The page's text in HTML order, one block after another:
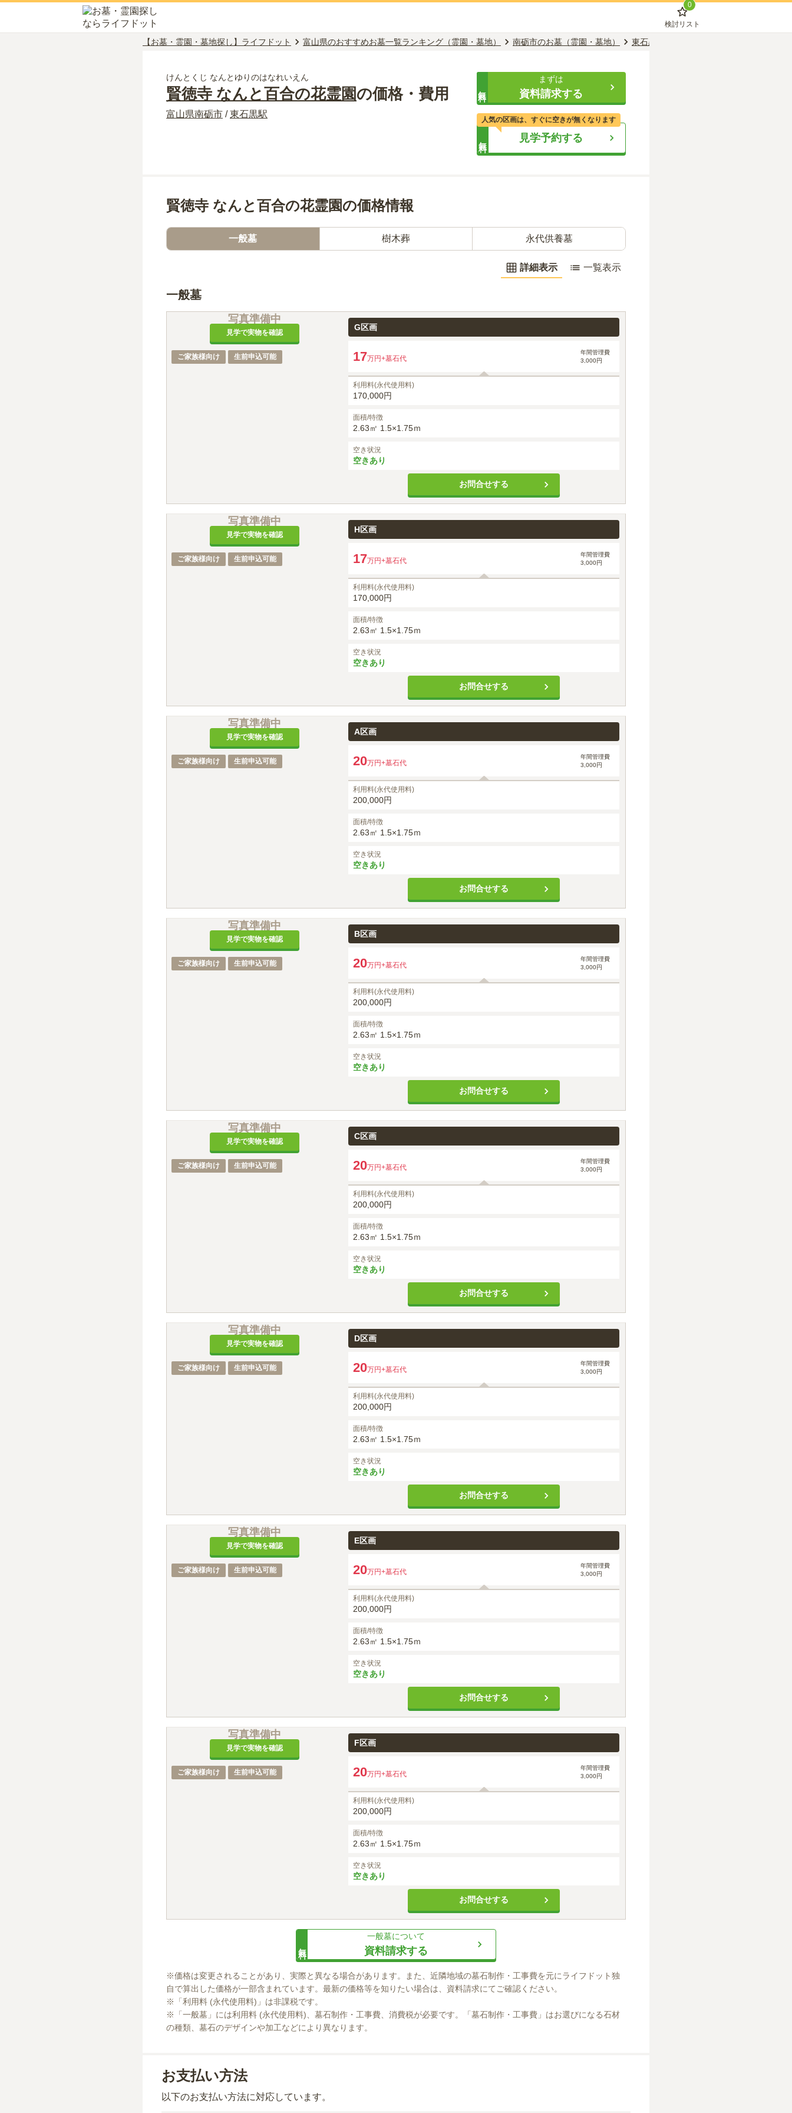
0
検討リスト
【お墓・霊園・墓地探し】ライフドット 富山県のおすすめお墓一覧ランキング（霊園・墓地） 南砺市のお墓（霊園・墓地） 東石黒駅のお墓（霊園・墓地）
けんとくじ なんとゆりのはなれいえん
賢徳寺 なんと百合の花霊園の価格・費用
富山県南砺市 /東石黒駅
まずは
資料請求する
見学予約する
人気の区画は、すぐに空きが無くなります
賢徳寺 なんと百合の花霊園の価格情報
一般墓 樹木葬 永代供養墓
詳細表示 一覧表示
一般墓
写真準備中
見学で実物を確認
ご家族様向け 生前申込可能
G区画
17万円+墓石代
年間管理費
3,000円
利用料(永代使用料)
170,000円
面積/特徴
2.63㎡ 1.5×1.75ｍ
空き状況
空きあり
お問合せする
写真準備中
見学で実物を確認
ご家族様向け 生前申込可能
H区画
17万円+墓石代
年間管理費
3,000円
利用料(永代使用料)
170,000円
面積/特徴
2.63㎡ 1.5×1.75ｍ
空き状況
空きあり
お問合せする
写真準備中
見学で実物を確認
ご家族様向け 生前申込可能
A区画
20万円+墓石代
年間管理費
3,000円
利用料(永代使用料)
200,000円
面積/特徴
2.63㎡ 1.5×1.75ｍ
空き状況
空きあり
お問合せする
写真準備中
見学で実物を確認
ご家族様向け 生前申込可能
B区画
20万円+墓石代
年間管理費
3,000円
利用料(永代使用料)
200,000円
面積/特徴
2.63㎡ 1.5×1.75ｍ
空き状況
空きあり
お問合せする
写真準備中
見学で実物を確認
ご家族様向け 生前申込可能
C区画
20万円+墓石代
年間管理費
3,000円
利用料(永代使用料)
200,000円
面積/特徴
2.63㎡ 1.5×1.75ｍ
空き状況
空きあり
お問合せする
写真準備中
見学で実物を確認
ご家族様向け 生前申込可能
D区画
20万円+墓石代
年間管理費
3,000円
利用料(永代使用料)
200,000円
面積/特徴
2.63㎡ 1.5×1.75ｍ
空き状況
空きあり
お問合せする
写真準備中
見学で実物を確認
ご家族様向け 生前申込可能
E区画
20万円+墓石代
年間管理費
3,000円
利用料(永代使用料)
200,000円
面積/特徴
2.63㎡ 1.5×1.75ｍ
空き状況
空きあり
お問合せする
写真準備中
見学で実物を確認
ご家族様向け 生前申込可能
F区画
20万円+墓石代
年間管理費
3,000円
利用料(永代使用料)
200,000円
面積/特徴
2.63㎡ 1.5×1.75ｍ
空き状況
空きあり
お問合せする
一般墓について
資料請求する
※価格は変更されることがあり、実際と異なる場合があります。また、近隣地域の墓石制作・工事費を元にライフドット独
自で算出した価格が一部含まれています。最新の価格等を知りたい場合は、資料請求にてご確認ください。
※「利用料 (永代使用料)」は非課税です。
※「一般墓」には利用料 (永代使用料)、墓石制作・工事費、消費税が必要です。「墓石制作・工事費」はお選びになる石材
の種類、墓石のデザインや加工などにより異なります。
お支払い方法
以下のお支払い方法に対応しています。